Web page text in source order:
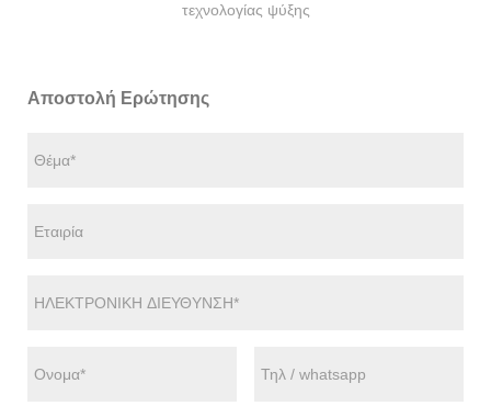
τεχνολογίας ψύξης
Αποστολή Ερώτησης